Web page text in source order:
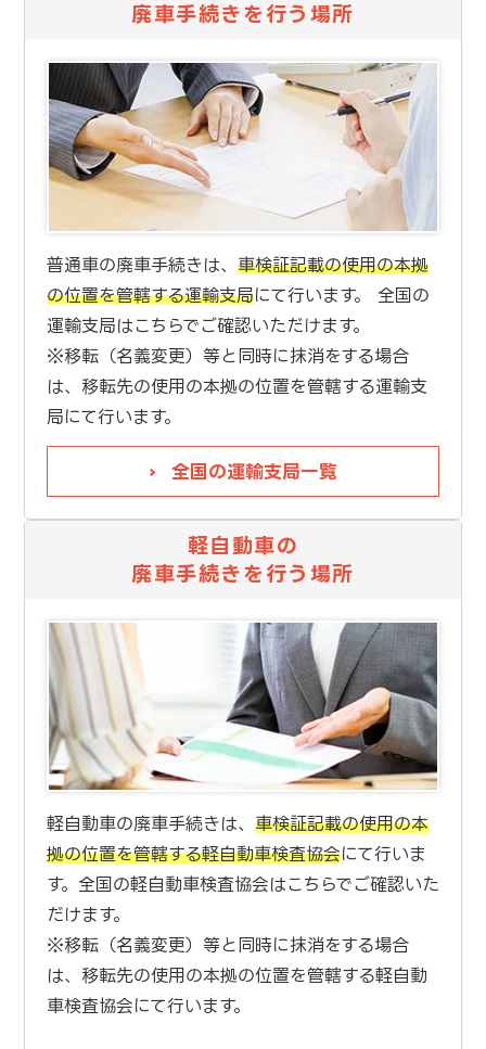
廃車手続きを行う場所
普通車の廃車手続きは、 車検証記載の使用の本拠
の位置を管轄する運輸支局にて行います。 全国の
運輸支局はこちらでご確認いただけます。
※移転（名義変更）等と同時に抹消をする場合
は、移転先の使用の本拠の位置を管轄する運輸支
局にて行います。
全国の運輸支局一覧
軽自動車の
廃車手続きを行う場所
軽自動車の廃車手続きは、 車検証記載の使用の本
拠の位置を管轄する軽自動車検査協会にて行いま
す。全国の軽自動車検査協会はこちらでご確認いた
だけます。
※移転（名義変更）等と同時に抹消をする場合
は、移転先の使用の本拠の位置を管轄する軽自動
車検査協会にて行います。